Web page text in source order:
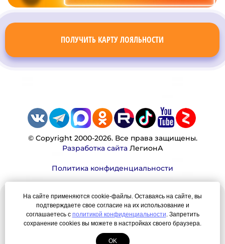
ПОЛУЧИТЬ КАРТУ ЛОЯЛЬНОСТИ
© Copyright 2000-2026. Все права защищены.
Разработка сайтаЛегионА
Политика конфиденциальности
Наша миссия:
Мы — честно, много, давно продаем вещи,
которые Вы ищете. Для нас главная ценность —
На сайте применяются cookie-файлы. Оставаясь на сайте, вы
подтверждаете свое согласие на их использование и
соглашаетесь с политикой конфиденциальности. Запретить
сохранение cookies вы можете в настройках своего браузера.
OK